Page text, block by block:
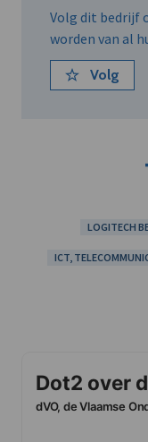
Volg dit bedrijf
worden van al
Volg
LOGITECH
ICT,